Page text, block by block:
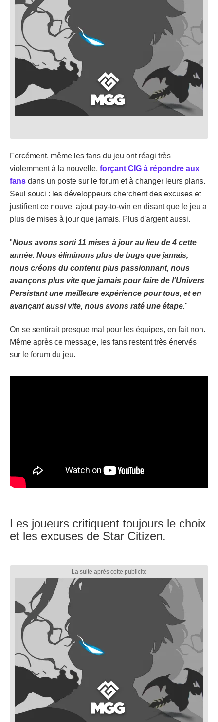
Forcément, même les fans du jeu ont réagi très
violemment à la nouvelle, forçant CIG à répondre aux
fans dans un poste sur le forum et à changer leurs plans.
Seul souci : les développeurs cherchent des excuses et
justifient ce nouvel ajout pay-to-win en disant que le jeu a
plus de mises à jour que jamais. Plus d'argent aussi.
"Nous avons sorti 11 mises à jour au lieu de 4 cette
année. Nous éliminons plus de bugs que jamais,
nous créons du contenu plus passionnant, nous
avançons plus vite que jamais pour faire de l'Univers
Persistant une meilleure expérience pour tous, et en
avançant aussi vite, nous avons raté une étape."
On se sentirait presque mal pour les équipes, en fait non.
Même après ce message, les fans restent très énervés
sur le forum du jeu.
Les joueurs critiquent toujours le choix
et les excuses de Star Citizen.